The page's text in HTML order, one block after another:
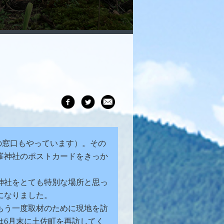
口もやっています）。その
神社のポストカードをきっか
をとても特別な場所と思っ
りました。
う一度取材のために現地を訪
月末に土佐町を再訪してく